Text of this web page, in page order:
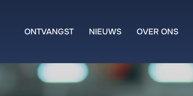
ONTVANGST NIEUWS OVER ONS